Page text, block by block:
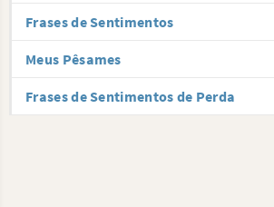
Frases de Sentimentos
Meus Pêsames
Frases de Sentimentos de Perda